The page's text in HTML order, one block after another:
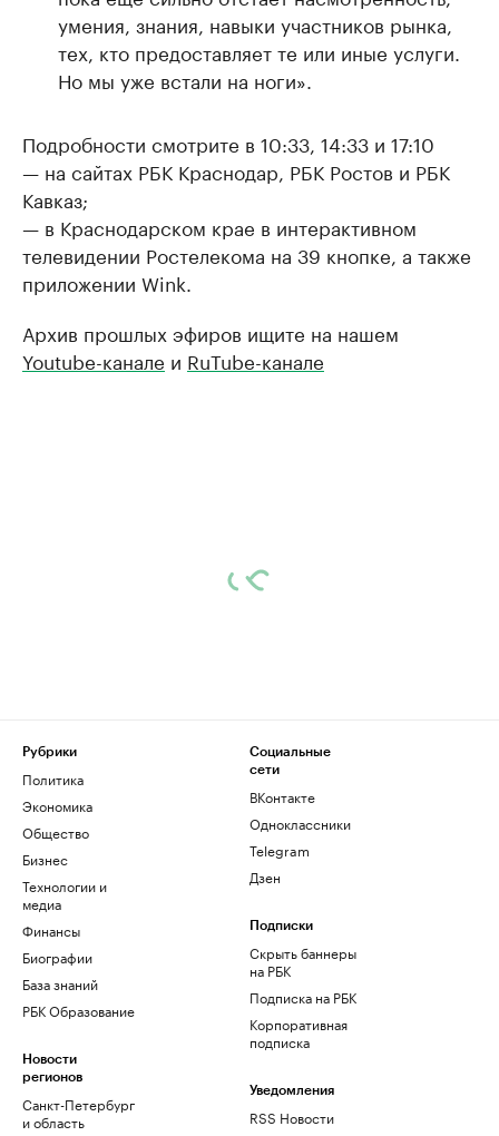
умения, знания, навыки участников рынка,
тех, кто предоставляет те или иные услуги.
Но мы уже встали на ноги».
Подробности смотрите в 10:33, 14:33 и 17:10
— на сайтах РБК Краснодар, РБК Ростов и РБК
Кавказ;
— в Краснодарском крае в интерактивном
телевидении Ростелекома на 39 кнопке, а также
приложении Wink.
Архив прошлых эфиров ищите на нашем
Youtube-канале и RuTube-канале
Рубрики
Политика
Экономика
Общество
Бизнес
Технологии и
медиа
Финансы
Биографии
База знаний
РБК Образование
Новости
регионов
Санкт-Петербург
и область
Социальные
сети
ВКонтакте
Одноклассники
Telegram
Дзен
Подписки
Скрыть баннеры
на РБК
Подписка на РБК
Корпоративная
подписка
Уведомления
RSS Новости